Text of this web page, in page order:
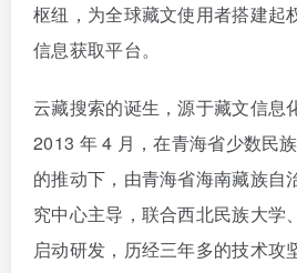
枢纽，为全球藏文使用者搭建起
信息获取平台。
云藏搜索的诞生，源于藏文信息
2013 年 4 月，在青海省少数民
的推动下，由青海省海南藏族自
究中心主导，联合西北民族大学
启动研发，历经三年多的技术攻